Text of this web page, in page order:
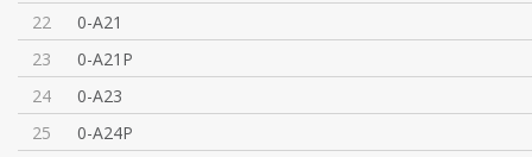
22
0-A21
23
0-A21P
24
0-A23
25
0-A24P